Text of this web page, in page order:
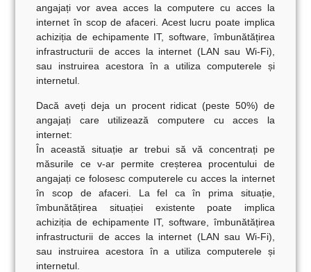
angajați vor avea acces la computere cu acces la
internet în scop de afaceri. Acest lucru poate implica
achiziția de echipamente IT, software, îmbunătățirea
infrastructurii de acces la internet (LAN sau Wi-Fi),
sau instruirea acestora în a utiliza computerele și
internetul.
Dacă aveți deja un procent ridicat (peste 50%) de
angajați care utilizează computere cu acces la
internet:
În această situație ar trebui să vă concentrați pe
măsurile ce v-ar permite creșterea procentului de
angajați ce folosesc computerele cu acces la internet
în scop de afaceri. La fel ca în prima situație,
îmbunătățirea situației existente poate implica
achiziția de echipamente IT, software, îmbunătățirea
infrastructurii de acces la internet (LAN sau Wi-Fi),
sau instruirea acestora în a utiliza computerele și
internetul.